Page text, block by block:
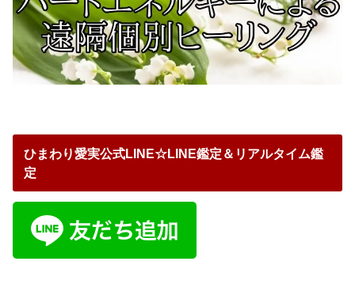
ひまわり愛実公式LINE☆LINE鑑定＆リアルタイム鑑
定